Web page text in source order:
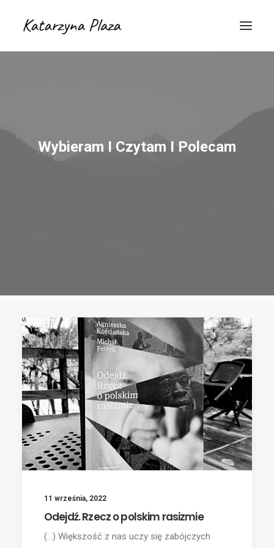
Wybieram I Czytam I Polecam
11 września, 2022
Odejdź. Rzecz o polskim rasizmie
(...) Większość z nas uczy się zabójczych